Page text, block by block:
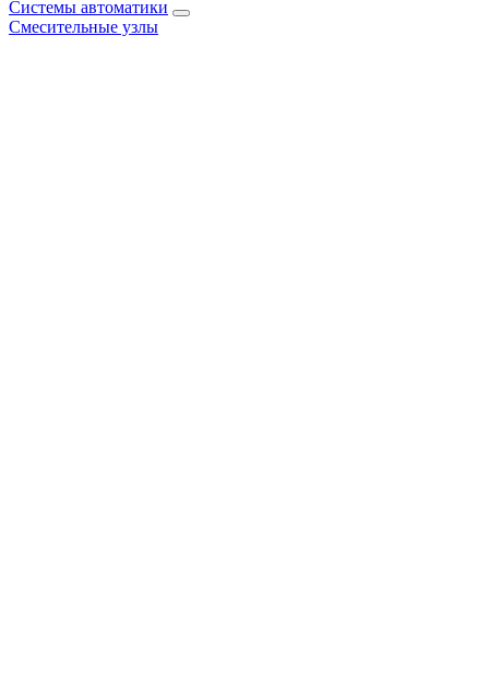
Системы автоматики
Смесительные узлы